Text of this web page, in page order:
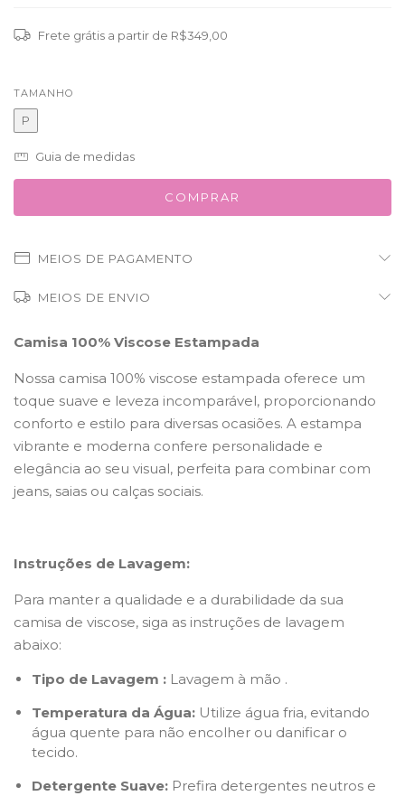
Frete grátis a partir de R$349,00
TAMANHO
P
Guia de medidas
MEIOS DE PAGAMENTO
MEIOS DE ENVIO
Camisa 100% Viscose Estampada
Nossa camisa 100% viscose estampada oferece um
toque suave e leveza incomparável, proporcionando
conforto e estilo para diversas ocasiões. A estampa
vibrante e moderna confere personalidade e
elegância ao seu visual, perfeita para combinar com
jeans, saias ou calças sociais.
Instruções de Lavagem:
Para manter a qualidade e a durabilidade da sua
camisa de viscose, siga as instruções de lavagem
abaixo:
Tipo de Lavagem : Lavagem à mão .
Temperatura da Água: Utilize água fria, evitando
água quente para não encolher ou danificar o
tecido.
Detergente Suave: Prefira detergentes neutros e